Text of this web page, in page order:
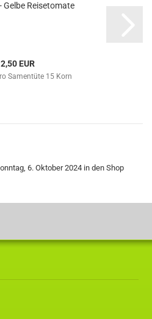
Gelbe Reisetomate
2,50 EUR
Samentüte 15 Korn
6. Oktober 2024 in den Shop